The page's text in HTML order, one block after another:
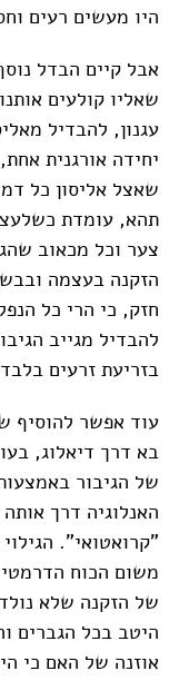
היו מעשים רעים
אבל קיים הבדל
שאליו קולעים
עגנון, להבדיל
יחידה אורגנית
שאצל אליסון כל
תהא, עומדת
צער וכל מכאוב
הזקנה בעצמה
חזק, כי הרי כל
להבדיל מגייב
בזריעת זרעים
עוד אפשר להוסיף
בא דרך דיאלוג,
של הגיבור
האנלוגיה דרך
"קרואטואי".
משום הכוח הדרמטי
של הזקנה שלא
היטב בכל הגברים
אוזנה של האם כי